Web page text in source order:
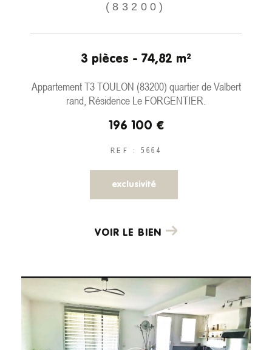
(83200)
3 pièces - 74,82 m²
Appartement T3 TOULON (83200) quartier de Valbert
rand, Résidence Le FORGENTIER.
196 100 €
REF : 5664
exclusivité
VOIR LE BIEN